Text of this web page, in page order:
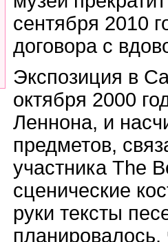
сентября 2010
договора с
Экспозиция в
октября 2000
Леннона, и
предметов,
участника The
сценические
руки тексты
планировалось,